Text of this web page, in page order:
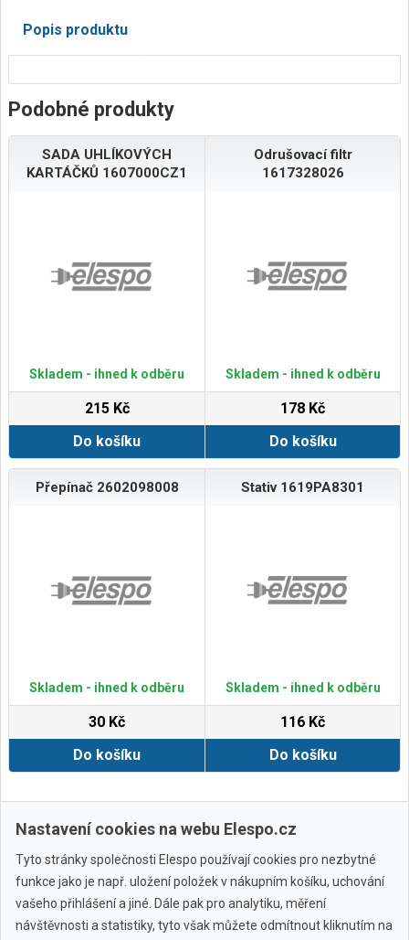
Popis produktu
Podobné produkty
SADA UHLÍKOVÝCH
KARTÁČKŮ 1607000CZ1
Skladem - ihned k odběru
215 Kč
Do košíku
Odrušovací filtr
1617328026
Skladem - ihned k odběru
178 Kč
Do košíku
Přepínač 2602098008
Skladem - ihned k odběru
30 Kč
Do košíku
Stativ 1619PA8301
Skladem - ihned k odběru
116 Kč
Do košíku
Zobrazit další
Nastavení cookies na webu Elespo.cz
Tyto stránky společnosti Elespo používají cookies pro nezbytné
funkce jako je např. uložení položek v nákupním košíku, uchování
vašeho přihlášení a jiné. Dále pak pro analytiku, měření
návštěvnosti a statistiky, tyto však můžete odmítnout kliknutím na